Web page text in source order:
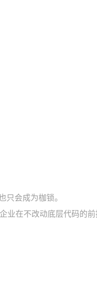
只会成为枷锁。
业在不改动底层代码的前